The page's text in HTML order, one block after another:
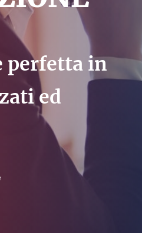
perfetta in
ed